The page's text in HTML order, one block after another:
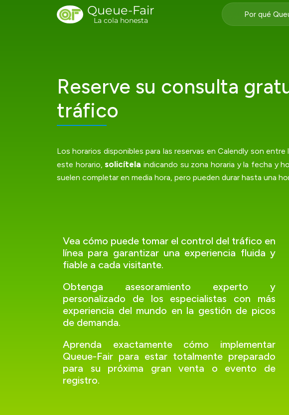
Queue-Fair
La cola honesta
Por qué
Reserve su consulta
tráfico
Los horarios disponibles para las reservas en Calendly son
este horario,solicítela indicando su zona horaria y la fecha y
suelen completar en media hora, pero pueden durar hasta una
Vea cómo puede tomar el control del tráfico en
línea para garantizar una experiencia fluida y
fiable a cada visitante.
Obtenga asesoramiento experto y
personalizado de los especialistas con más
experiencia del mundo en la gestión de picos
de demanda.
Aprenda exactamente cómo implementar
Queue-Fair para estar totalmente preparado
para su próxima gran venta o evento de
registro.